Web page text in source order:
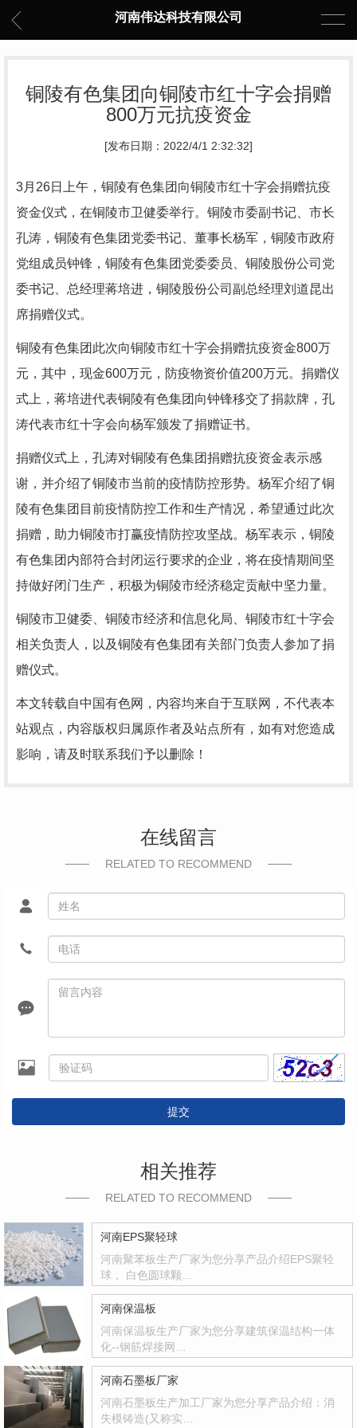
河南伟达科技有限公司
铜陵有色集团向铜陵市红十字会捐赠
800万元抗疫资金
[发布日期：2022/4/1 2:32:32]
3月26日上午，铜陵有色集团向铜陵市红十字会捐赠抗疫
资金仪式，在铜陵市卫健委举行。铜陵市委副书记、市长
孔涛，铜陵有色集团党委书记、董事长杨军，铜陵市政府
党组成员钟锋，铜陵有色集团党委委员、铜陵股份公司党
委书记、总经理蒋培进，铜陵股份公司副总经理刘道昆出
席捐赠仪式。
铜陵有色集团此次向铜陵市红十字会捐赠抗疫资金800万
元，其中，现金600万元，防疫物资价值200万元。捐赠仪
式上，蒋培进代表铜陵有色集团向钟锋移交了捐款牌，孔
涛代表市红十字会向杨军颁发了捐赠证书。
捐赠仪式上，孔涛对铜陵有色集团捐赠抗疫资金表示感
谢，并介绍了铜陵市当前的疫情防控形势。杨军介绍了铜
陵有色集团目前疫情防控工作和生产情况，希望通过此次
捐赠，助力铜陵市打赢疫情防控攻坚战。杨军表示，铜陵
有色集团内部符合封闭运行要求的企业，将在疫情期间坚
持做好闭门生产，积极为铜陵市经济稳定贡献中坚力量。
铜陵市卫健委、铜陵市经济和信息化局、铜陵市红十字会
相关负责人，以及铜陵有色集团有关部门负责人参加了捐
赠仪式。
本文转载自中国有色网，内容均来自于互联网，不代表本
站观点，内容版权归属原作者及站点所有，如有对您造成
影响，请及时联系我们予以删除！
在线留言
RELATED TO RECOMMEND
提交
相关推荐
RELATED TO RECOMMEND
河南EPS聚轻球
河南聚苯板生产厂家为您分享产品介绍EPS聚轻
球， 白色圆球颗…
河南保温板
河南保温板生产厂家为您分享建筑保温结构一体
化--钢筋焊接网…
河南石墨板厂家
河南石墨板生产加工厂家为您分享产品介绍：消
失模铸造(又称实…